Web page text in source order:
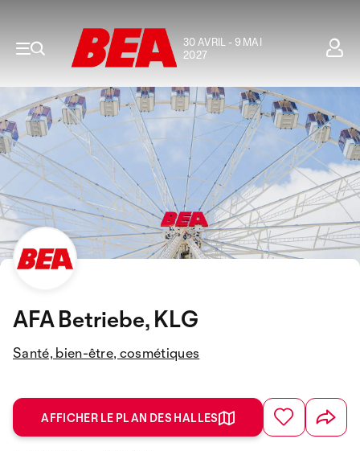
30 AVRIL - 9 MAI
2027
AFA Betriebe, KLG
Santé, bien-être, cosmétiques
AFFICHER LE PLAN DES HALLES